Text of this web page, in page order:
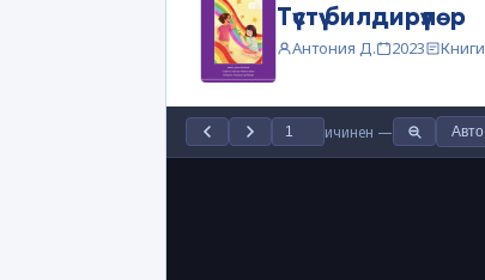
Түстүү билдирүүлөр
Антония Д. 2023 Книги
ичинен —